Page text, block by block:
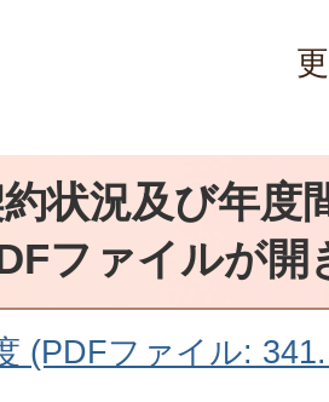
状況及び年度
ファイルが開
(PDFファイル: